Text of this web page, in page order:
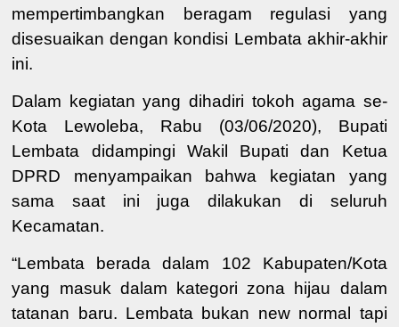
mempertimbangkan beragam regulasi yang
disesuaikan dengan kondisi Lembata akhir-akhir
ini.
Dalam kegiatan yang dihadiri tokoh agama se-
Kota Lewoleba, Rabu (03/06/2020), Bupati
Lembata didampingi Wakil Bupati dan Ketua
DPRD menyampaikan bahwa kegiatan yang
sama saat ini juga dilakukan di seluruh
Kecamatan.
“Lembata berada dalam 102 Kabupaten/Kota
yang masuk dalam kategori zona hijau dalam
tatanan baru. Lembata bukan new normal tapi